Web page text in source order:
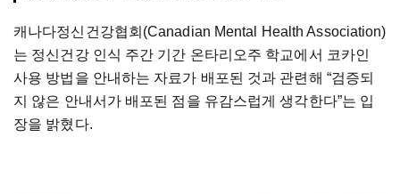
캐나다정신건강협회(Canadian Mental Health Association)
는 정신건강 인식 주간 기간 온타리오주 학교에서 코카인
사용 방법을 안내하는 자료가 배포된 것과 관련해 “검증되
지 않은 안내서가 배포된 점을 유감스럽게 생각한다”는 입
장을 밝혔다.